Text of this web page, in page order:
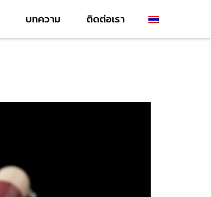
บทความ ติดต่อเรา